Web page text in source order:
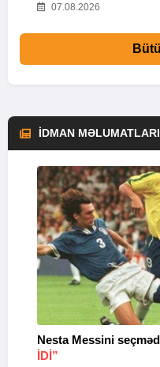
07.08.2026
İDMAN MƏLUMATLARI
Nesta Messini
IDI”